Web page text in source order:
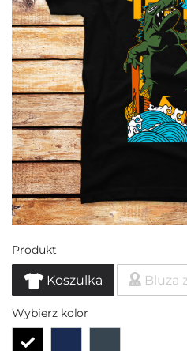
Produkt
Koszulka Bluza
Wybierz kolor